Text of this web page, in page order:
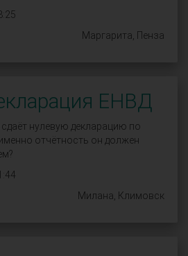
Маргарита, Пенза
ЕНВД
нулевую декларацию по
отчётность он должен
Милана, Климовск